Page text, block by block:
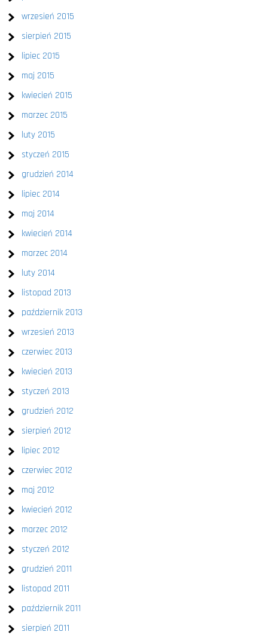
wrzesień 2015
sierpień 2015
lipiec 2015
maj 2015
kwiecień 2015
marzec 2015
luty 2015
styczeń 2015
grudzień 2014
lipiec 2014
maj 2014
kwiecień 2014
marzec 2014
luty 2014
listopad 2013
październik 2013
wrzesień 2013
czerwiec 2013
kwiecień 2013
styczeń 2013
grudzień 2012
sierpień 2012
lipiec 2012
czerwiec 2012
maj 2012
kwiecień 2012
marzec 2012
styczeń 2012
grudzień 2011
listopad 2011
październik 2011
sierpień 2011